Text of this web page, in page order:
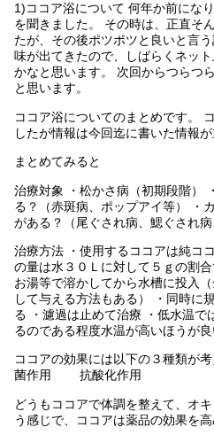
1)ココア浴について 何年か前にな
を聞きました。 その時は、正直そ
たが、その後ポツポツと良いと言
味が出てきたので、しばらくネッ
かなと思います。 次回からつらつ
と思います。
ココア浴についてのまとめです。
したが情報は今回迄に書いた情報が
まとめてみると
治療対象 ・松かさ病（初期段階）
る？（赤斑病、ポップアイ等） ・
がある？（尾ぐされ病、鰓ぐされ病
治療方法 ・使用するココアは純コ
の量は水３０Ｌに対して５ｇの割
お湯等で溶かしてから水槽に投入
して与える方法もある） ・同時に
る ・濾過は止めて治療 ・低水温で
るのである程度水温が高いほうが
ココアの効果には以下の３種
菌作用 抗酸化作用
どうもココアで体調を整えて、オ
う感じで、ココアは薬品の効果を